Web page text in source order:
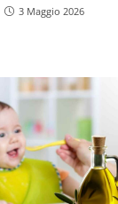
3 Maggio 2026